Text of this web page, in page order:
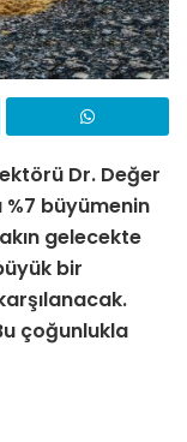
Dr. Değer
%7 büyümenin
gelecekte
bir
çoğunlukla